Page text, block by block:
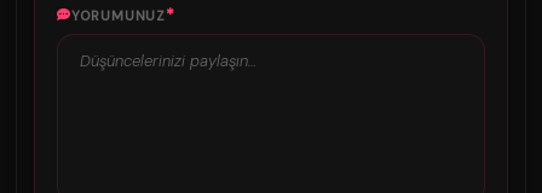
YORUMUNUZ*